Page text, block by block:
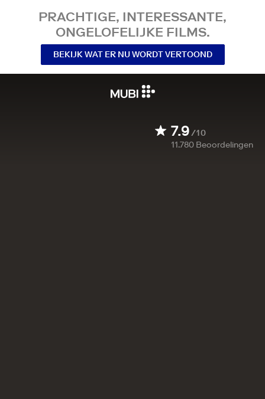
PRACHTIGE, INTERESSANTE,
ONGELOFELIJKE FILMS.
BEKIJK WAT ER NU WORDT VERTOOND
7.9/10
11.780 Beoordelingen